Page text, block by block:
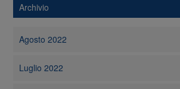
Archivio
Agosto 2022
Luglio 2022